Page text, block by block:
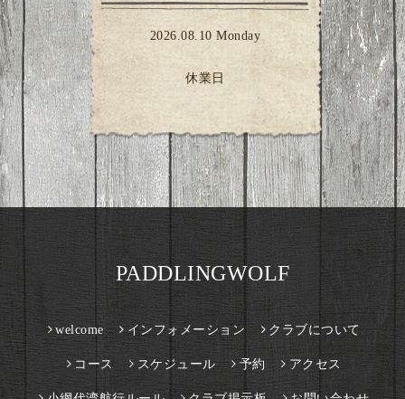
2026.08.10 Monday
休業日
PADDLINGWOLF
welcome インフォメーション クラブについて
コース スケジュール 予約 アクセス